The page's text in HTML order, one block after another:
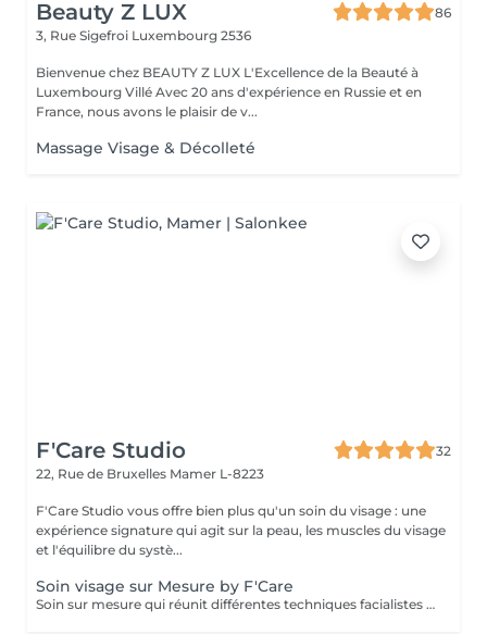
Beauty Z LUX
86
3, Rue Sigefroi Luxembourg 2536
Bienvenue chez BEAUTY Z LUX L'Excellence de la Beauté à
Luxembourg Villé Avec 20 ans d'expérience en Russie et en
France, nous avons le plaisir de v...
Massage Visage & Décolleté
F'Care Studio
32
22, Rue de Bruxelles Mamer L-8223
F'Care Studio vous offre bien plus qu'un soin du visage : une
expérience signature qui agit sur la peau, les muscles du visage
et l'équilibre du systè...
Soin visage sur Mesure by F'Care
Soin sur mesure qui réunit différentes techniques facialistes pour cibler en profondeur vos besoins et attentes, zone par zone. La promesse d'une pause bien-être rien que pour vous, d'un soin massage facialiste sur mesure avec des résultats visibles immédiatement. Pour qui ? Vous aimez les soins du visage naturels et non invasifs reposant sur les bienfaits du massage manuel pour transformer durablement la qualité de votre peau et la structure de votre visage. Bénéfices : Effets visibles sur les signes de vieillissement, de fatigue, les gonflements, les imperfections et le manque d'éclat. Chaque soin est réalisé sur mesure en fonction de vos besoins et attentes - Diagnostic de peau et morpho facial - Nettoyage de la peau - Massage en profondeur du visage, cou, décolleté et crâne - Recommandation personnalisé Soin de 60 minutes : 140 € Soin de 75 minutes : 160€ Soin de 90 minutes : 180€ Ajoutez une séance de thérapie LED anti imperfections de 20 minutes (+25€). Lieu : F'Care Studio, 22 rue de Bruxelles à Mamer (Luxembourg). Place de parking privative à droite du studio.